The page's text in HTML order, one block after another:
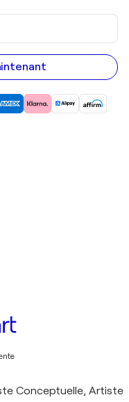
Conceptuelle, Artiste